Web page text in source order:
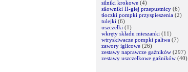
silniki krokowe (4)
siłowniki II-giej przepustnicy (6)
tłoczki pompki przyspieszenia (2)
tulejki (6)
uszczelki (1)
wkręty składu mieszanki (11)
wtryskiwacze pompki paliwa (7)
zawory iglicowe (26)
zestawy naprawcze gaźników (297)
zestawy uszczelkowe gaźników (40)